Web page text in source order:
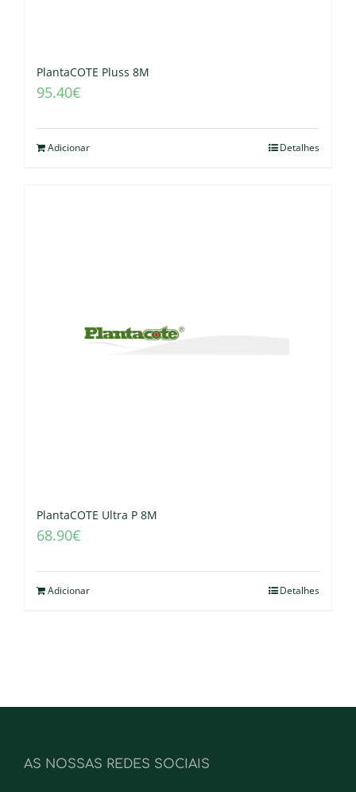
PlantaCOTE Pluss 8M
95.40€
Adicionar Detalhes
PlantaCOTE Ultra P 8M
68.90€
Adicionar Detalhes
AS NOSSAS REDES SOCIAIS